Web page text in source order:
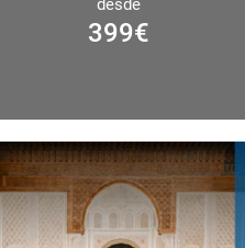
desde
399€